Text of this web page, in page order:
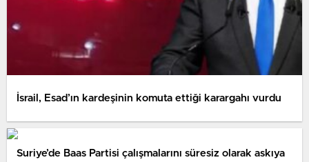
İsrail, Esad’ın kardeşinin komuta ettiği karargahı vurdu
Suriye’de Baas Partisi çalışmalarını süresiz olarak askıya